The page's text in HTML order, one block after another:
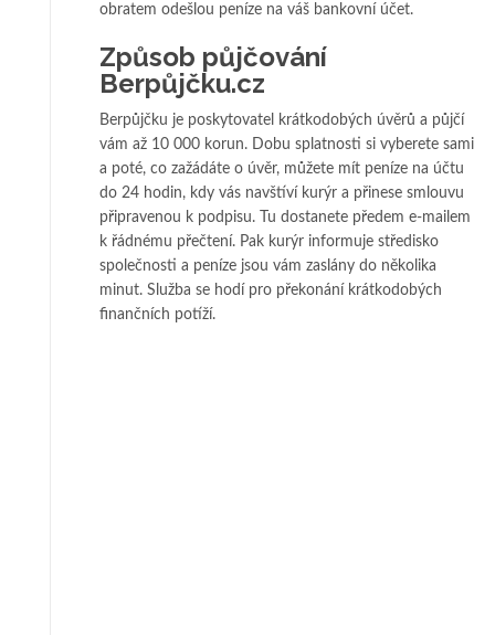
obratem odešlou peníze na váš bankovní účet.
Způsob půjčování
Berpůjčku.cz
Berpůjčku je poskytovatel krátkodobých úvěrů a půjčí
vám až 10 000 korun. Dobu splatnosti si vyberete sami
a poté, co zažádáte o úvěr, můžete mít peníze na účtu
do 24 hodin, kdy vás navštíví kurýr a přinese smlouvu
připravenou k podpisu. Tu dostanete předem e-mailem
k řádnému přečtení. Pak kurýr informuje středisko
společnosti a peníze jsou vám zaslány do několika
minut. Služba se hodí pro překonání krátkodobých
finančních potíží.